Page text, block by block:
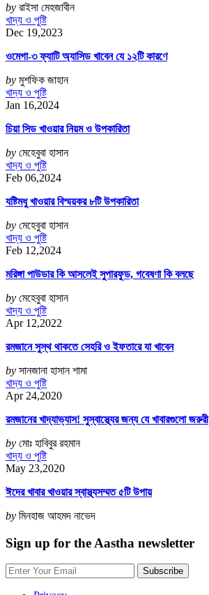
by রাইসা মেহজাবীন
খাদ্য ও পুষ্টি
Dec 19,2023
ওমেগা-৩ ফ্যাটি অ্যাসিড খাবেন যে ১২টি কারণে
by মুশফিক জাহান
খাদ্য ও পুষ্টি
Jan 16,2024
চিয়া সিড খাওয়ার নিয়ম ও উপকারিতা
by মেহেবুবা হাসান
খাদ্য ও পুষ্টি
Feb 06,2024
যষ্টিমধু খাওয়ার বিস্ময়কর ৮টি উপকারিতা
by মেহেবুবা হাসান
খাদ্য ও পুষ্টি
Feb 12,2024
মরিঙ্গা পাউডার কি আসলেই সুপারফুড, গবেষণা কি বলছে
by মেহেবুবা হাসান
খাদ্য ও পুষ্টি
Apr 12,2022
রমজানে সুস্থ থাকতে সেহরি ও ইফতারে যা খাবেন
by সানজানা হাসান শামা
খাদ্য ও পুষ্টি
Apr 24,2020
রমজানের খাদ্যাভ্যাস! সুস্বাস্থ্যের জন্য যে খাবারগুলো জরুরী
by মোঃ হাবিবুর রহমান
খাদ্য ও পুষ্টি
May 23,2020
ঈদের খাবার খাওয়ার স্বাস্থ্যসম্মত ৫টি উপায়
by মিনহাজ আহমদ নাভেদ
Sign up for the Aastha newsletter